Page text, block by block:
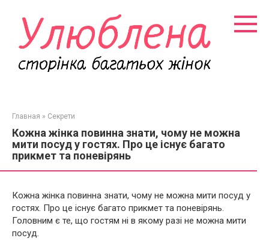
контенту
Главная » Секрети
Кожна жінка повинна знати, чому не можна
мити посуд у гостях. Про це існує багато
прикмет та поневірянь
Кожна жінка повинна знати, чому не можна мити посуд у
гостях. Про це існує багато прикмет та поневірянь.
Головним є те, що гостям ні в якому разі не можна мити
посуд.